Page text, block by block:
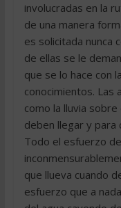
involucradas en la
de una manera
es solicitada nunca
de ellas se le
que se lo hace con
conocimientos. Las
como la lluvia
deben llegar y para
Todo el esfuerzo
que llueva cuando
esfuerzo que a